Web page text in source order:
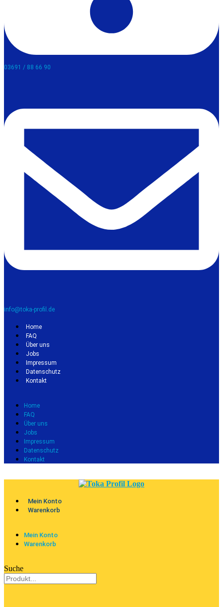
03691 / 88 66 90​
info@toka-profil.de
Home
FAQ
Über uns
Jobs
Impressum
Datenschutz
Kontakt
Home
FAQ
Über uns
Jobs
Impressum
Datenschutz
Kontakt
Mein Konto
Warenkorb
Mein Konto
Warenkorb
Suche